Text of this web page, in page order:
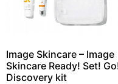
Image Skincare – Image
Skincare Ready! Set!
Discovery kit